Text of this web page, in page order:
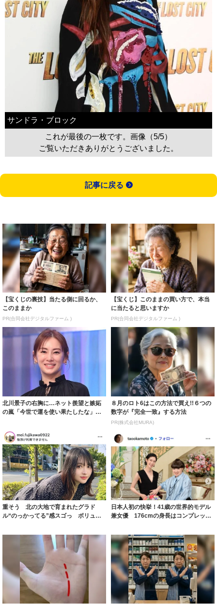
サンドラ・ブロック
これが最後の一枚です。画像（5/5）
ご覧いただきありがとうございました。
記事に戻る
【宝くじの裏技】当たる側に回るか、
このままか
PR(合同会社デジタルファーム )
【宝くじ】このままの買い方で、本当
に当たると思いますか
PR(合同会社デジタルファーム )
北川景子の右胸に…ネット羨望と嫉妬
の嵐「今世で運を使い果たしたな」
８月のロト6はこの方法で買え!!６つの
数字が『完全一致』する方法
PR(株式会社MURA)
重そう 北の大地で育まれたグラド
ル“のっかってる”感スゴっ ボリュー
日本人初の快挙！41歳の世界的モデル
兼女優 176cmの身長はコンプレック